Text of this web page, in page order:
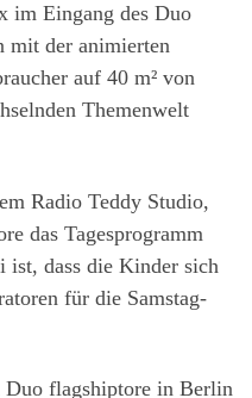
im Eingang des Duo
mit der animierten
auf 40 m² von
Themenwelt
Radio Teddy Studio,
das Tagesprogramm
ist, dass die Kinder sich
für die Samstag-
Duo flagshiptore in Berlin